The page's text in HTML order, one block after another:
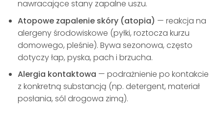
nawracające stany zapalne uszu.
Atopowe zapalenie skóry (atopia) — reakcja na
alergeny środowiskowe (pyłki, roztocza kurzu
domowego, pleśnie). Bywa sezonowa, często
dotyczy łap, pyska, pach i brzucha.
Alergia kontaktowa — podrażnienie po kontakcie
z konkretną substancją (np. detergent, materiał
posłania, sól drogowa zimą).